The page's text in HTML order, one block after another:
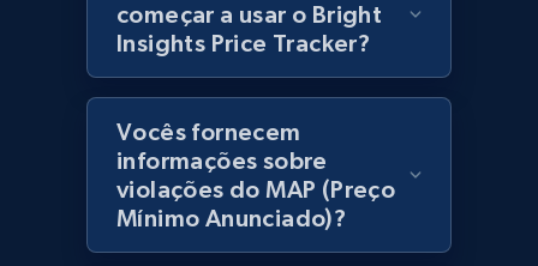
URL, Product id, Title, Images, Final price,
Currency, Discount, Initial price, and more.
Lowes.com
começar a usar o Bright
Insights Price Tracker?
Vocês fornecem
informações sobre
violações do MAP (Preço
Mínimo Anunciado)?